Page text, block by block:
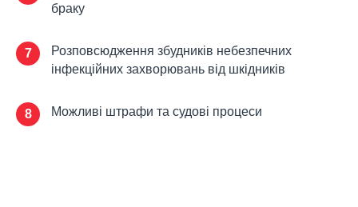
браку
7
Розповсюдження збудників небезпечних
інфекційних захворювань від шкідників
8 Можливі штрафи та судові процеси